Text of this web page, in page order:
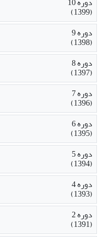
(1399)
دوره 9
(1398)
دوره 8
(1397)
دوره 7
(1396)
دوره 6
(1395)
دوره 5
(1394)
دوره 4
(1393)
دوره 2
(1391)